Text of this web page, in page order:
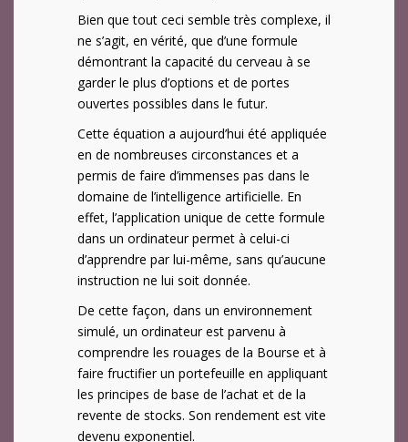
Bien que tout ceci semble très complexe, il
ne s’agit, en vérité, que d’une formule
démontrant la capacité du cerveau à se
garder le plus d’options et de portes
ouvertes possibles dans le futur.
Cette équation a aujourd’hui été appliquée
en de nombreuses circonstances et a
permis de faire d’immenses pas dans le
domaine de l’intelligence artificielle. En
effet, l’application unique de cette formule
dans un ordinateur permet à celui-ci
d’apprendre par lui-même, sans qu’aucune
instruction ne lui soit donnée.
De cette façon, dans un environnement
simulé, un ordinateur est parvenu à
comprendre les rouages de la Bourse et à
faire fructifier un portefeuille en appliquant
les principes de base de l’achat et de la
revente de stocks. Son rendement est vite
devenu exponentiel.